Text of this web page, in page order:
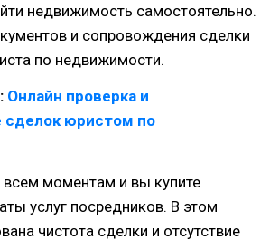
недвижимость самостоятельно.
и сопровождения сделки
по недвижимости.
Онлайн проверка и
сделок юристом по
моментам и вы купите
услуг посредников. В этом
чистота сделки и отсутствие